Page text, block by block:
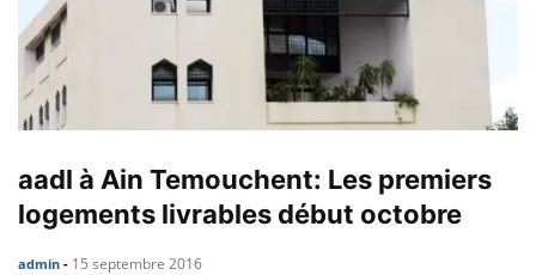
aadl à Ain Temouchent: Les premiers
logements livrables début octobre
admin - 15 septembre 2016